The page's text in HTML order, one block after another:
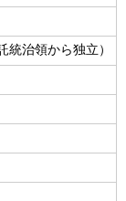
統治領から独立）